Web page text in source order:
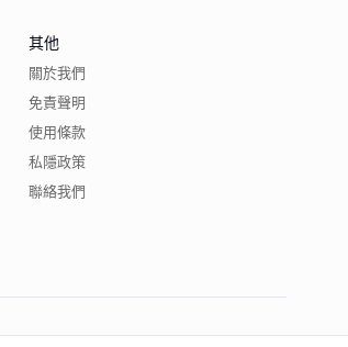
其他
關於我們
免責聲明
使用條款
私隱政策
聯絡我們